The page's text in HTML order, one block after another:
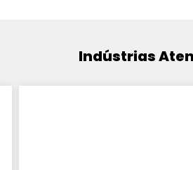
Indústrias